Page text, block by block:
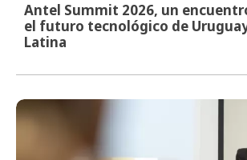
Antel Summit 2026, un
el futuro tecnológico de
Latina